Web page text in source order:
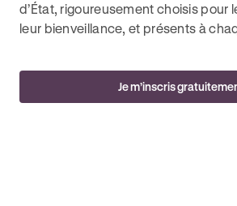
d’État, rigoureusement choisis pour
leur bienveillance, et présents à
Je m’inscris